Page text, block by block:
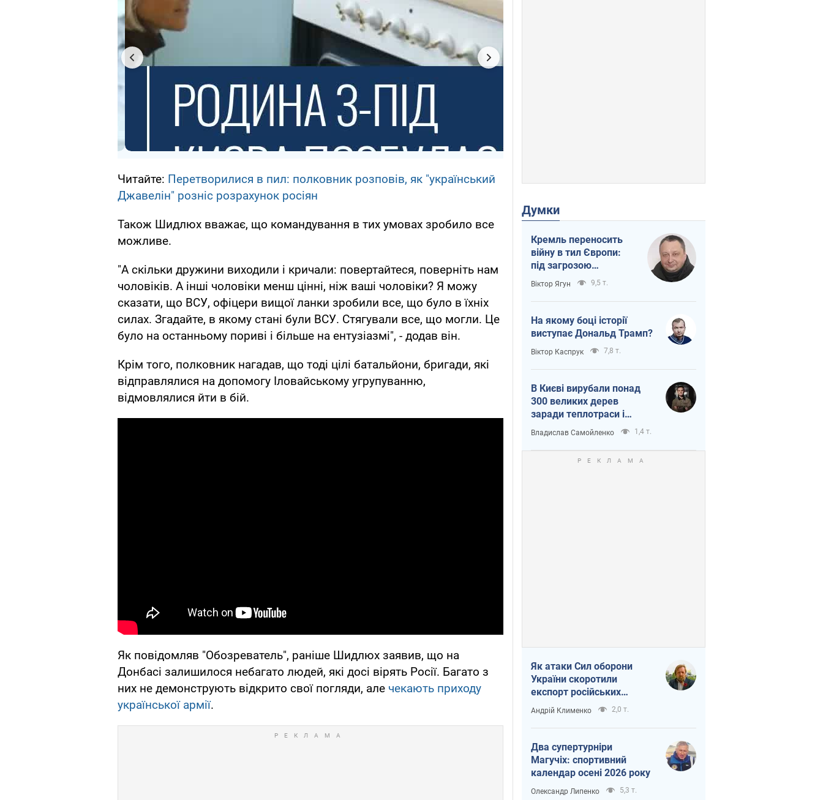
Читайте: Перетворилися в пил: полковник розповів, як "український
Джавелін" розніс розрахунок росіян
Також Шидлюх вважає, що командування в тих умовах зробило все
можливе.
"А скільки дружини виходили і кричали: повертайтеся, поверніть нам
чоловіків. А інші чоловіки менш цінні, ніж ваші чоловіки? Я можу
сказати, що ВСУ, офіцери вищої ланки зробили все, що було в їхніх
силах. Згадайте, в якому стані були ВСУ. Стягували все, що могли. Це
було на останньому пориві і більше на ентузіазмі", - додав він.
Крім того, полковник нагадав, що тоді цілі батальйони, бригади, які
відправлялися на допомогу Іловайському угрупуванню,
відмовлялися йти в бій.
Як повідомляв "Обозреватель", раніше Шидлюх заявив, що на
Донбасі залишилося небагато людей, які досі вірять Росії. Багато з
них не демонструють відкрито свої погляди, але чекають приходу
української армії.
Думки
Кремль переносить
війну в тил Європи:
під загрозою
критична логістика
Віктор Ягун 9,5 т.
На якому боці історії
виступає Дональд Трамп?
Віктор Каспрук 7,8 т.
В Києві вирубали понад
300 великих дерев
заради теплотраси і
всупереч Генплану
Владислав Самойленко 1,4 т.
Як атаки Сил оборони
України скоротили
експорт російських
нафтопродуктів
Андрій Клименко 2,0 т.
Два супертурніри
Магучіх: спортивний
календар осені 2026 року
Олександр Липенко 5,3 т.